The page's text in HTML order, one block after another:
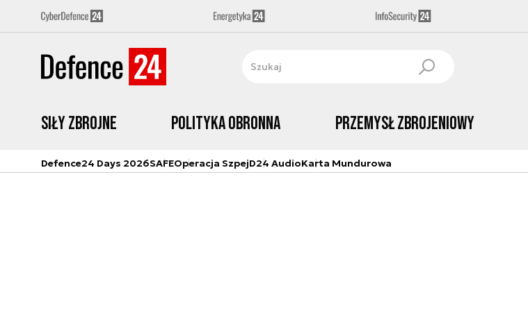
Siły zbrojne Polityka obronna Przemysł Zbrojeniowy
Defence24 Days 2026SAFEOperacja SzpejD24 AudioKarta Mundurowa